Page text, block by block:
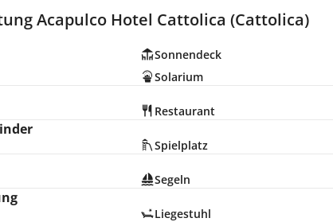
Acapulco Hotel Cattolica (Cattolica)
Sonnendeck
Solarium
Restaurant
Spielplatz
Segeln
Liegestuhl